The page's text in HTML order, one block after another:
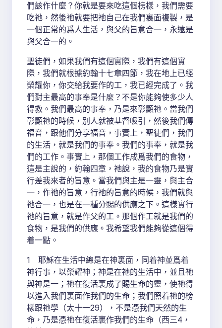
們該作什麼？你就是要來吃這個榜樣，我們需要
吃祂，然後祂就要把祂自己在我們裏面複製，是
一個正常的爲人生活，與父的旨意合一，永遠是
與父合一的。
聖徒們，如果我們有這個實際，我們有這個實
際，我們就根據約翰十七章四節，我在地上已經
榮耀你，你交給我要作的工，我已經完成了。我
們對主最高的事奉是什麼？不是你能夠使多少人
得救。我們最高的事奉，乃是來彰顯祂。當我們
彰顯祂的時候，別人就被基督吸引，然後我們傳
福音，跟他們分享福音，事實上，聖徒們，我們
的生活，就是我們的事奉。我們的事奉，就是我
們的工作。事實上，那個工作成爲我們的食物，
這是主說的，約翰四章，祂說，我的食物乃是實
行差我來者的旨意。當我們與主是一靈，與主合
一，作祂的旨意，行祂的旨意的時候，我們就與
祂合一，也是在一種分賜的供應之下。這樣實行
祂的旨意，就是作父的工。那個作工就是我們的
食物，是我們的供應。我希望我們能夠從這個得
着一點。
1 耶穌在生活中總是在神裏面，同着神並爲着
神行事，以榮耀神；神是在祂的生活中，並且祂
與神是一；祂在復活裏成了賜生命的靈，使祂得
以進入我們裏面作我們的生命；我們照着祂的榜
樣跟祂學（太十一29），不是憑我們天然的生
命，乃是憑祂在復活裏作我們的生命（西三4，